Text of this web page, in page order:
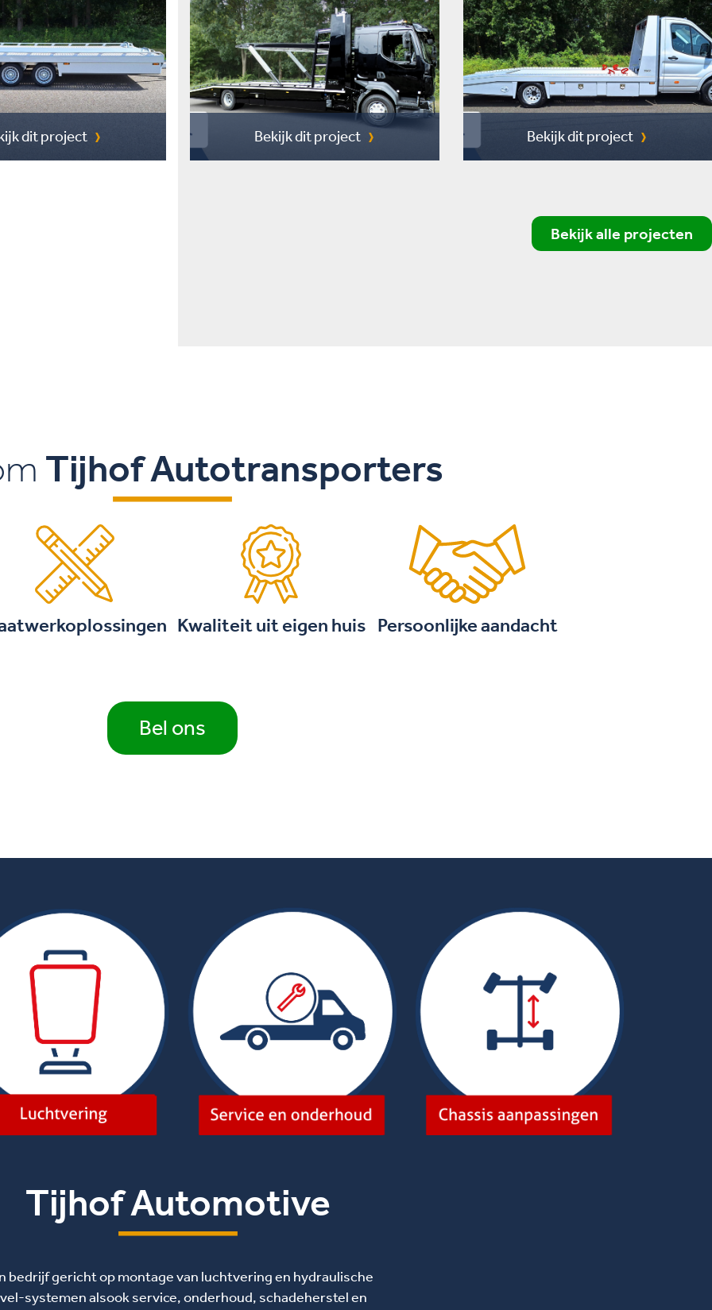
dit project Bekijk dit project Bekijk dit project
Bekijk alle projecten
Tijhof Autotransporters
Kwaliteit uit eigen huis Persoonlijke aandacht
Bel ons
Tijhof Automotive
bedrijf gericht op montage van luchtvering en hydraulische
systemen alsook service, onderhoud, schadeherstel en